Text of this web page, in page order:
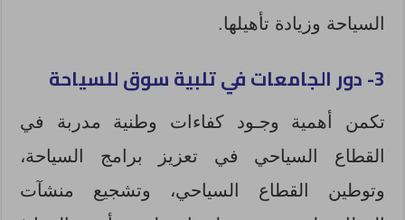
السياحة وزيادة تأهيلها.
3- دور الجامعات في تلبية سوق للسياحة
تكمن أهمية وجـود كفاءات وطنية مدربة في
القطاع السياحي في تعزيز برامج السياحة،
وتوطين القطاع السياحي، وتشجيع منشآت